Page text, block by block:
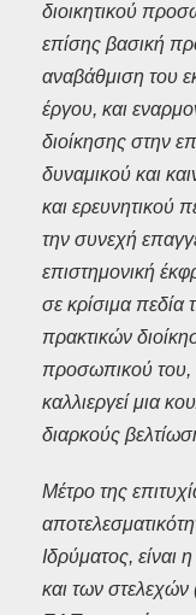
διοικητικού
επίσης βασική
αναβάθμιση του
έργου, και
διοίκησης στην
δυναμικού και
και ερευνητικού
την συνεχή
επιστημονική
σε κρίσιμα
πρακτικών
προσωπικού του,
καλλιεργεί μια
διαρκούς
Μέτρο της
Ιδρύματος, είναι
και των στελεχών